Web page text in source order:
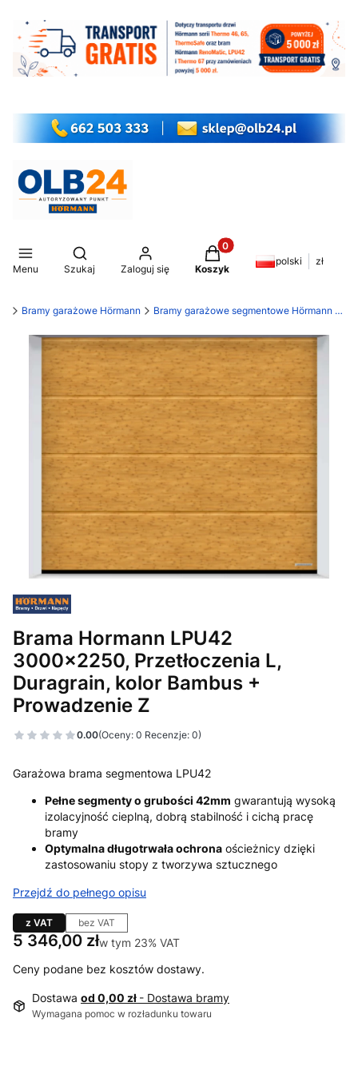
Menu
Otwórz wyszukiwarkę
Szukaj Zaloguj się
Produkty w koszyku: 0.
Koszyk
polski zł
Bramy garażowe Hörmann Bramy garażowe segmentowe Hörmann LPU 42
Brama Hormann LPU42
3000x2250, Przetłoczenia L,
Duragrain, kolor Bambus +
Prowadzenie Z
0.00(Oceny: 0 Recenzje: 0)
Garażowa brama segmentowa LPU42
Pełne segmenty o grubości 42mm gwarantują wysoką
izolacyjność cieplną, dobrą stabilność i cichą pracę
bramy
Optymalna długotrwała ochrona ościeżnicy dzięki
zastosowaniu stopy z tworzywa sztucznego
Przejdź do pełnego opisu
z VAT bez VAT
Cena
5 346,00 złw tym 23% VAT
w tym 23% VAT
Ceny podane bez kosztów dostawy.
Dostawa od 0,00 zł - Dostawa bramy
Wymagana pomoc w rozładunku towaru